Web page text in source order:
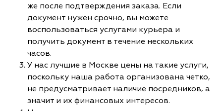
же после подтверждения заказа. Если
документ нужен срочно, вы можете
воспользоваться услугами курьера и
получить документ в течение нескольких
часов.
У нас лучшие в Москве цены на такие услуги,
поскольку наша работа организована четко,
не предусматривает наличие посредников, а
значит и их финансовых интересов.